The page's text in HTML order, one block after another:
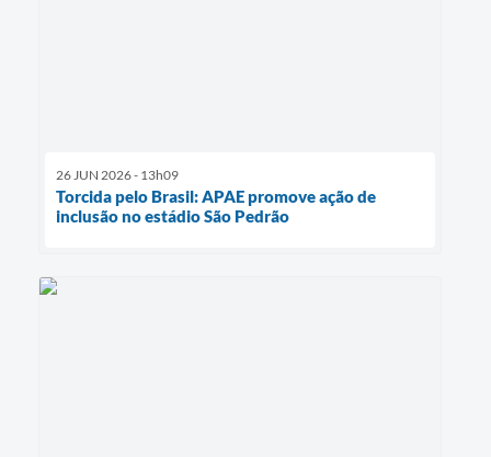
26 JUN 2026 - 13h09
Torcida pelo Brasil: APAE promove ação de
inclusão no estádio São Pedrão